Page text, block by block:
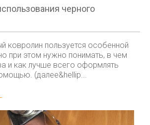
черного
ковролин пользуется особенной
при этом нужно понимать, в чем
и как лучше всего оформлять
(далее&hellip...